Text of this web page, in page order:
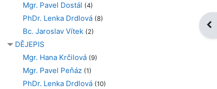
Mgr. Pavel Dostál (4)
PhDr. Lenka Drdlová (8)
Bc. Jaroslav Vítek (2)
DĚJEPIS
Mgr. Hana Krčilová (9)
Mgr. Pavel Peňáz (1)
PhDr. Lenka Drdlová (10)